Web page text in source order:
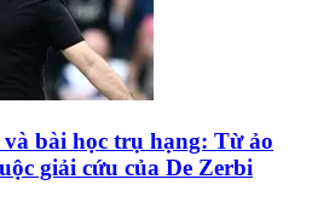
bài học trụ hạng: Từ ảo
giải cứu của De Zerbi